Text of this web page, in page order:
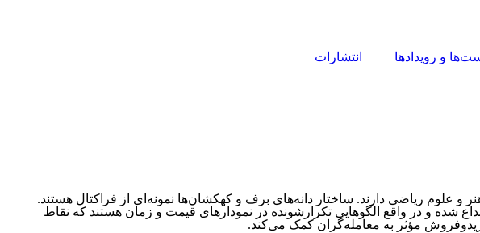
و رویدادها انتشارات
و علوم ریاضی دارند. ساختار دانه‌های برف و کهکشان‌ها نمونه‌ای از فراکتال هستند.
شده و در واقع الگوهایی تکرارشونده در نمودارهای قیمت و زمان هستند که نقاط
مؤثر به معامله‌گران کمک می‌کند.